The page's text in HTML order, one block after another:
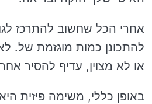
אחרי הכל שחשוב להתרכז
להתכונן כמות מוגזמת של.
או לא מצוין, עדיף להסיר
באופן כללי, משימה פיזית